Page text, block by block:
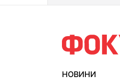
НОВИНИ